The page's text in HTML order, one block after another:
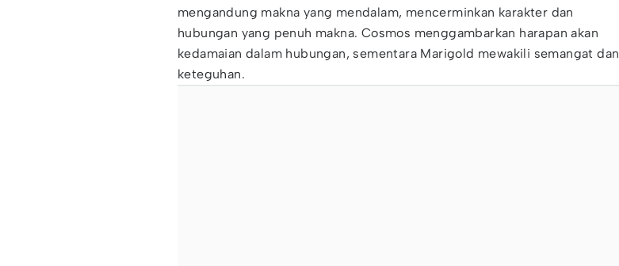
mengandung makna yang mendalam, mencerminkan karakter dan
hubungan yang penuh makna. Cosmos menggambarkan harapan akan
kedamaian dalam hubungan, sementara Marigold mewakili semangat dan
keteguhan.